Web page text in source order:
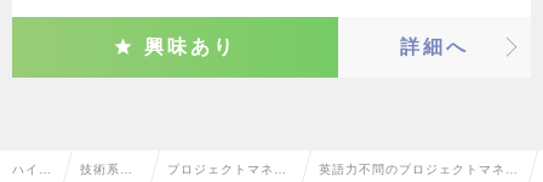
興味あり 詳細へ
ハイク 技術系（I プロジェクトマネー 英語力不問のプロジェクトマネー